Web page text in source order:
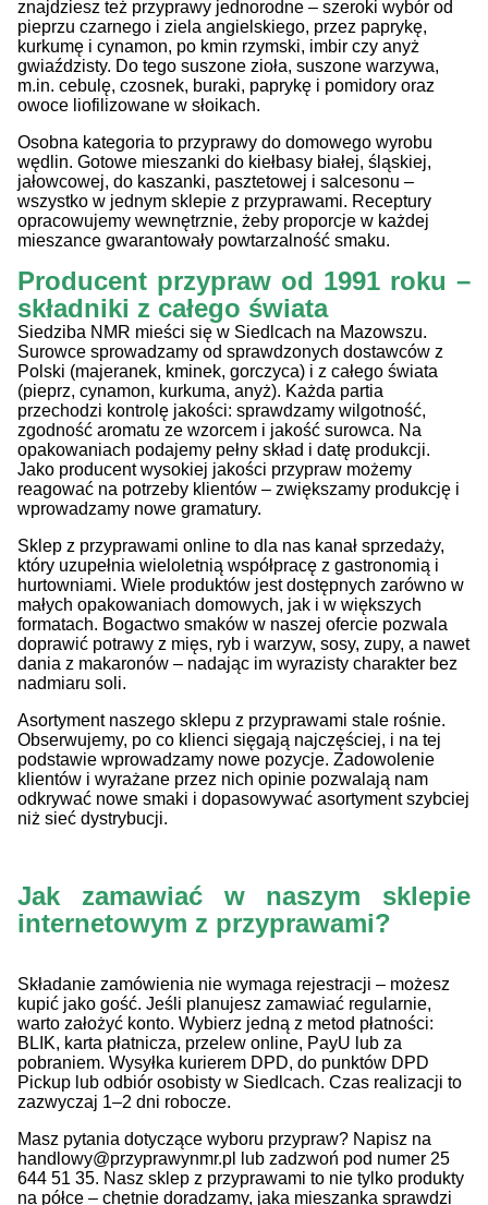
znajdziesz też przyprawy jednorodne – szeroki wybór od
pieprzu czarnego i ziela angielskiego, przez paprykę,
kurkumę i cynamon, po kmin rzymski, imbir czy anyż
gwiaździsty. Do tego suszone zioła, suszone warzywa,
m.in. cebulę, czosnek, buraki, paprykę i pomidory oraz
owoce liofilizowane w słoikach.
Osobna kategoria to przyprawy do domowego wyrobu
wędlin. Gotowe mieszanki do kiełbasy białej, śląskiej,
jałowcowej, do kaszanki, pasztetowej i salcesonu –
wszystko w jednym sklepie z przyprawami. Receptury
opracowujemy wewnętrznie, żeby proporcje w każdej
mieszance gwarantowały powtarzalność smaku.
Producent przypraw od 1991 roku –
składniki z całego świata
Siedziba NMR mieści się w Siedlcach na Mazowszu.
Surowce sprowadzamy od sprawdzonych dostawców z
Polski (majeranek, kminek, gorczyca) i z całego świata
(pieprz, cynamon, kurkuma, anyż). Każda partia
przechodzi kontrolę jakości: sprawdzamy wilgotność,
zgodność aromatu ze wzorcem i jakość surowca. Na
opakowaniach podajemy pełny skład i datę produkcji.
Jako producent wysokiej jakości przypraw możemy
reagować na potrzeby klientów – zwiększamy produkcję i
wprowadzamy nowe gramatury.
Sklep z przyprawami online to dla nas kanał sprzedaży,
który uzupełnia wieloletnią współpracę z gastronomią i
hurtowniami. Wiele produktów jest dostępnych zarówno w
małych opakowaniach domowych, jak i w większych
formatach. Bogactwo smaków w naszej ofercie pozwala
doprawić potrawy z mięs, ryb i warzyw, sosy, zupy, a nawet
dania z makaronów – nadając im wyrazisty charakter bez
nadmiaru soli.
Asortyment naszego sklepu z przyprawami stale rośnie.
Obserwujemy, po co klienci sięgają najczęściej, i na tej
podstawie wprowadzamy nowe pozycje. Zadowolenie
klientów i wyrażane przez nich opinie pozwalają nam
odkrywać nowe smaki i dopasowywać asortyment szybciej
niż sieć dystrybucji.
Jak zamawiać w naszym sklepie
internetowym z przyprawami?
Składanie zamówienia nie wymaga rejestracji – możesz
kupić jako gość. Jeśli planujesz zamawiać regularnie,
warto założyć konto. Wybierz jedną z metod płatności:
BLIK, karta płatnicza, przelew online, PayU lub za
pobraniem. Wysyłka kurierem DPD, do punktów DPD
Pickup lub odbiór osobisty w Siedlcach. Czas realizacji to
zazwyczaj 1–2 dni robocze.
Masz pytania dotyczące wyboru przypraw? Napisz na
handlowy@przyprawynmr.pl lub zadzwoń pod numer 25
644 51 35. Nasz sklep z przyprawami to nie tylko produkty
na półce – chętnie doradzamy, jaka mieszanka sprawdzi